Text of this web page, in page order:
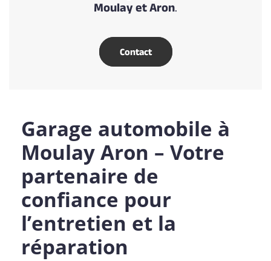
Moulay et Aron.
Contact
Garage automobile à
Moulay Aron – Votre
partenaire de
confiance pour
l’entretien et la
réparation